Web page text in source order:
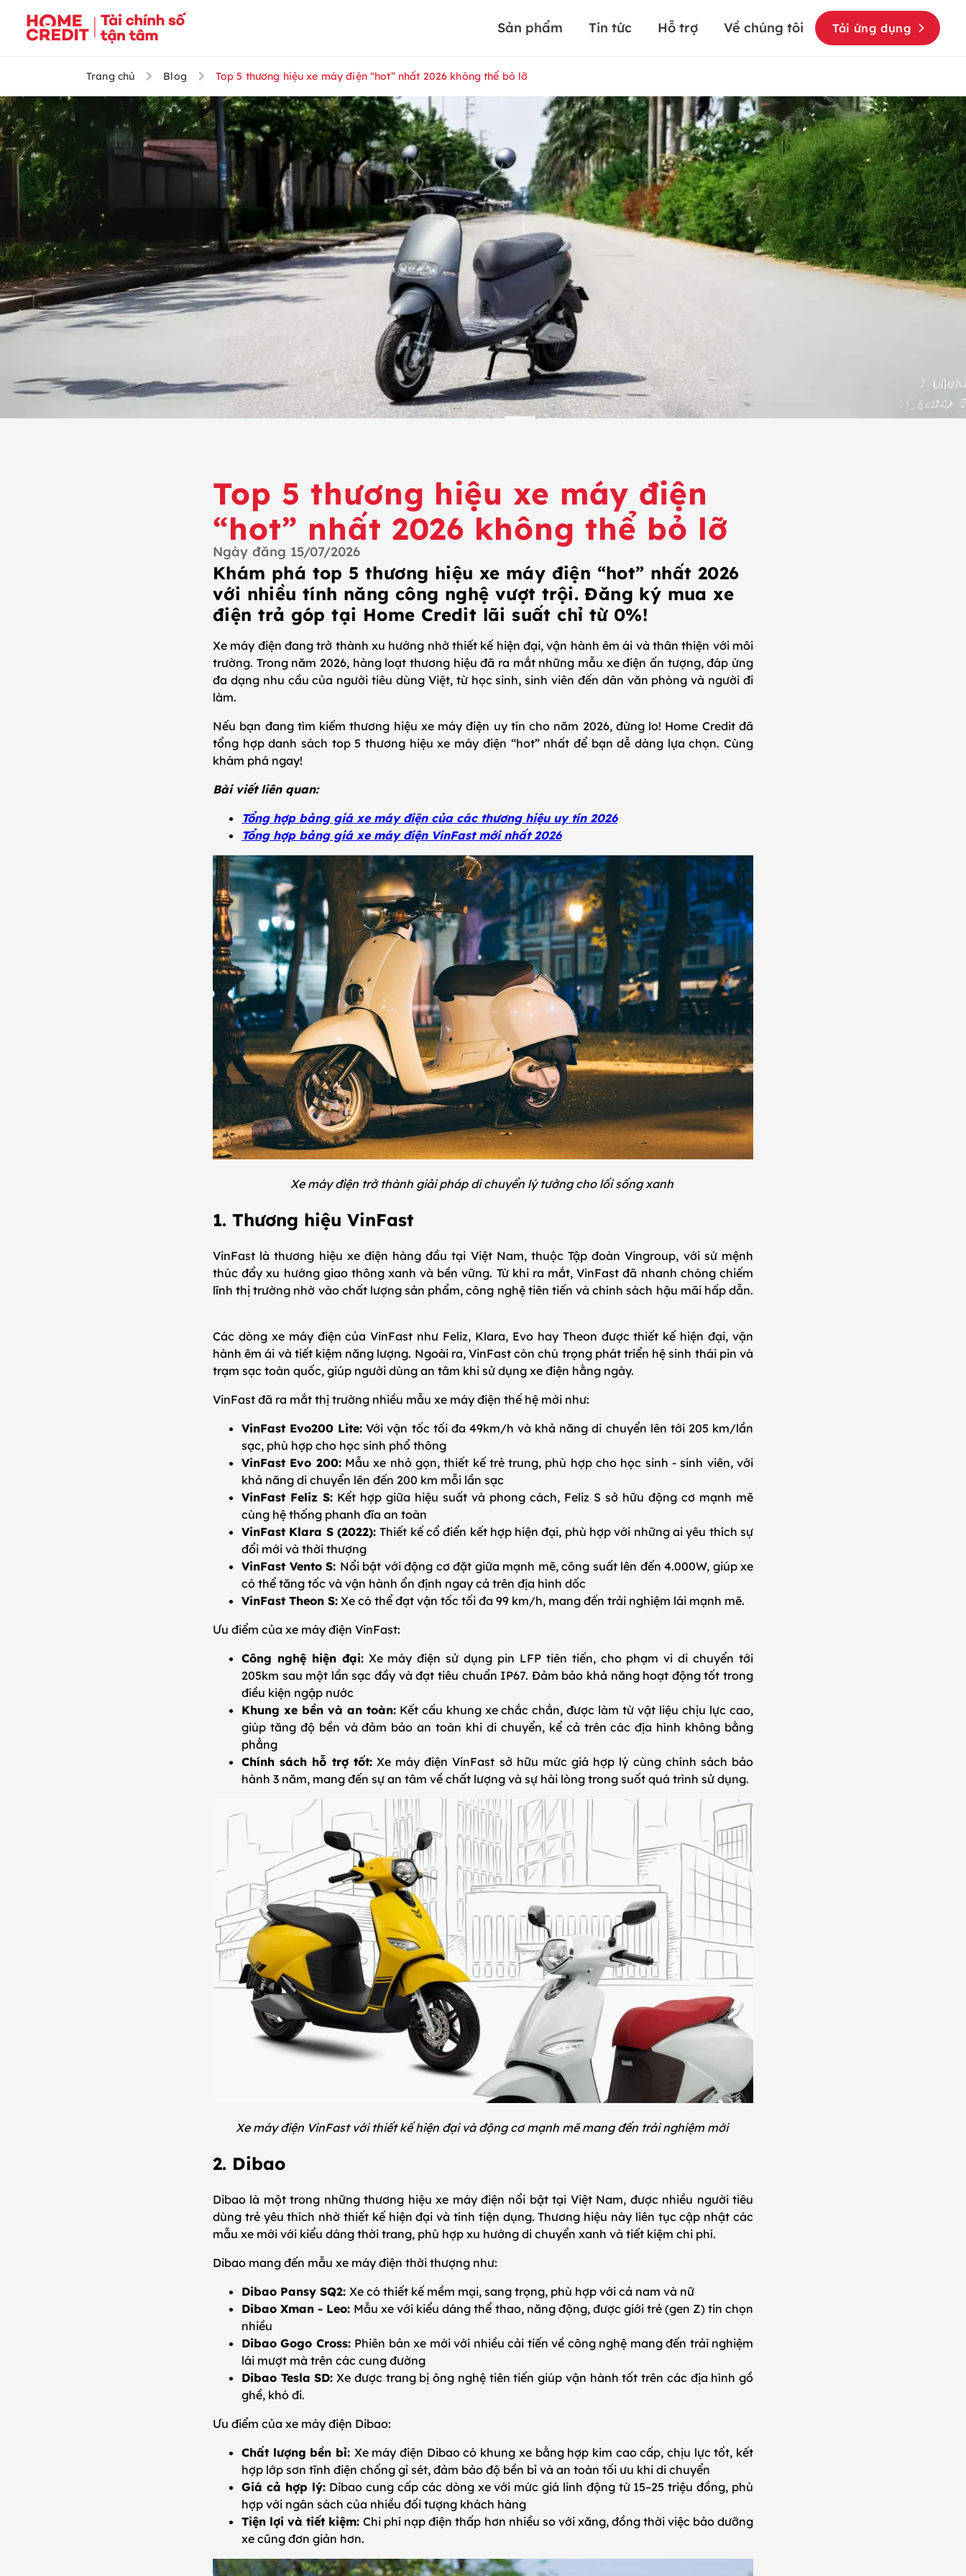
Sản phẩm Tin tức Hỗ trợ Về chúng tôi Tải ứng dụng
Trang chủ Blog Top 5 thương hiệu xe máy điện “hot” nhất 2026 không thể bỏ lỡ
Top 5 thương hiệu xe máy điện
“hot” nhất 2026 không thể bỏ lỡ
Ngày đăng 15/07/2026
Khám phá top 5 thương hiệu xe máy điện “hot” nhất 2026
với nhiều tính năng công nghệ vượt trội. Đăng ký mua xe
điện trả góp tại Home Credit lãi suất chỉ từ 0%!
Xe máy điện đang trở thành xu hướng nhờ thiết kế hiện đại, vận hành êm ái và thân thiện với môi
trường. Trong năm 2026, hàng loạt thương hiệu đã ra mắt những mẫu xe điện ấn tượng, đáp ứng
đa dạng nhu cầu của người tiêu dùng Việt, từ học sinh, sinh viên đến dân văn phòng và người đi
làm.
Nếu bạn đang tìm kiếm thương hiệu xe máy điện uy tín cho năm 2026, đừng lo! Home Credit đã
tổng hợp danh sách top 5 thương hiệu xe máy điện “hot” nhất để bạn dễ dàng lựa chọn. Cùng
khám phá ngay!
Bài viết liên quan:
Tổng hợp bảng giá xe máy điện của các thương hiệu uy tín 2026
Tổng hợp bảng giá xe máy điện VinFast mới nhất 2026
Xe máy điện trở thành giải pháp di chuyển lý tưởng cho lối sống xanh
1. Thương hiệu VinFast
VinFast là thương hiệu xe điện hàng đầu tại Việt Nam, thuộc Tập đoàn Vingroup, với sứ mệnh
thúc đẩy xu hướng giao thông xanh và bền vững. Từ khi ra mắt, VinFast đã nhanh chóng chiếm
lĩnh thị trường nhờ vào chất lượng sản phẩm, công nghệ tiên tiến và chính sách hậu mãi hấp dẫn.
Các dòng xe máy điện của VinFast như Feliz, Klara, Evo hay Theon được thiết kế hiện đại, vận
hành êm ái và tiết kiệm năng lượng. Ngoài ra, VinFast còn chú trọng phát triển hệ sinh thái pin và
trạm sạc toàn quốc, giúp người dùng an tâm khi sử dụng xe điện hằng ngày.
VinFast đã ra mắt thị trường nhiều mẫu xe máy điện thế hệ mới như:
VinFast Evo200 Lite: Với vận tốc tối đa 49km/h và khả năng di chuyển lên tới 205 km/lần
sạc, phù hợp cho học sinh phổ thông
VinFast Evo 200:Mẫu xe nhỏ gọn, thiết kế trẻ trung, phù hợp cho học sinh - sinh viên, với
khả năng di chuyển lên đến 200 km mỗi lần sạc
VinFast Feliz S: Kết hợp giữa hiệu suất và phong cách, Feliz S sở hữu động cơ mạnh mẽ
cùng hệ thống phanh đĩa an toàn
VinFast Klara S (2022):Thiết kế cổ điển kết hợp hiện đại, phù hợp với những ai yêu thích sự
đổi mới và thời thượng
VinFast Vento S: Nổi bật với động cơ đặt giữa mạnh mẽ, công suất lên đến 4.000W, giúp xe
có thể tăng tốc và vận hành ổn định ngay cả trên địa hình dốc
VinFast Theon S: Xe có thể đạt vận tốc tối đa 99 km/h, mang đến trải nghiệm lái mạnh mẽ.
Ưu điểm của xe máy điện VinFast:
Công nghệ hiện đại:Xe máy điện sử dụng pin LFP tiên tiến, cho phạm vi di chuyển tới
205km sau một lần sạc đầy và đạt tiêu chuẩn IP67. Đảm bảo khả năng hoạt động tốt trong
điều kiện ngập nước
Khung xe bền và an toàn:Kết cấu khung xe chắc chắn, được làm từ vật liệu chịu lực cao,
giúp tăng độ bền và đảm bảo an toàn khi di chuyển, kể cả trên các địa hình không bằng
phẳng
Chính sách hỗ trợ tốt:Xe máy điện VinFast sở hữu mức giá hợp lý cùng chính sách bảo
hành 3 năm, mang đến sự an tâm về chất lượng và sự hài lòng trong suốt quá trình sử dụng.
Xe máy điện VinFast với thiết kế hiện đại và động cơ mạnh mẽ mang đến trải nghiệm mới
2. Dibao
Dibao là một trong những thương hiệu xe máy điện nổi bật tại Việt Nam, được nhiều người tiêu
dùng trẻ yêu thích nhờ thiết kế hiện đại và tính tiện dụng. Thương hiệu này liên tục cập nhật các
mẫu xe mới với kiểu dáng thời trang, phù hợp xu hướng di chuyển xanh và tiết kiệm chi phí.
Dibao mang đến mẫu xe máy điện thời thượng như:
Dibao Pansy SQ2: Xe có thiết kế mềm mại, sang trọng, phù hợp với cả nam và nữ
Dibao Xman - Leo: Mẫu xe với kiểu dáng thể thao, năng động, được giới trẻ (gen Z) tin chọn
nhiều
Dibao Gogo Cross: Phiên bản xe mới với nhiều cải tiến về công nghệ mang đến trải nghiệm
lái mượt mà trên các cung đường
Dibao Tesla SD: Xe được trang bị ông nghệ tiên tiến giúp vận hành tốt trên các địa hình gồ
ghề, khó đi.
Ưu điểm của xe máy điện Dibao:
Chất lượng bền bỉ: Xe máy điện Dibao có khung xe bằng hợp kim cao cấp, chịu lực tốt, kết
hợp lớp sơn tĩnh điện chống gỉ sét, đảm bảo độ bền bỉ và an toàn tối ưu khi di chuyển
Giá cả hợp lý: Dibao cung cấp các dòng xe với mức giá linh động từ 15–25 triệu đồng, phù
hợp với ngân sách của nhiều đối tượng khách hàng
Tiện lợi và tiết kiệm:Chi phí nạp điện thấp hơn nhiều so với xăng, đồng thời việc bảo dưỡng
xe cũng đơn giản hơn.